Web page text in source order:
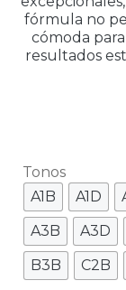
fórmula no
cómoda
resultados
Tonos
A1B
A1D
A3B
A3D
B3B
C2B